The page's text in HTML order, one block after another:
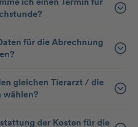
ich einen Termin für
für die Abrechnung
gleichen Tierarzt / die
wählen?
der Kosten für die